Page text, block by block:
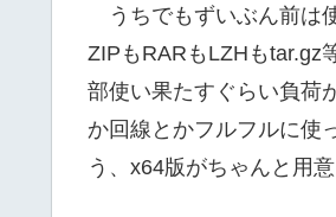
うちでもずいぶん前は
ZIPもRARもLZHもtar.gz
部使い果たすぐらい負荷
か回線とかフルフルに使
う、x64版がちゃんと用